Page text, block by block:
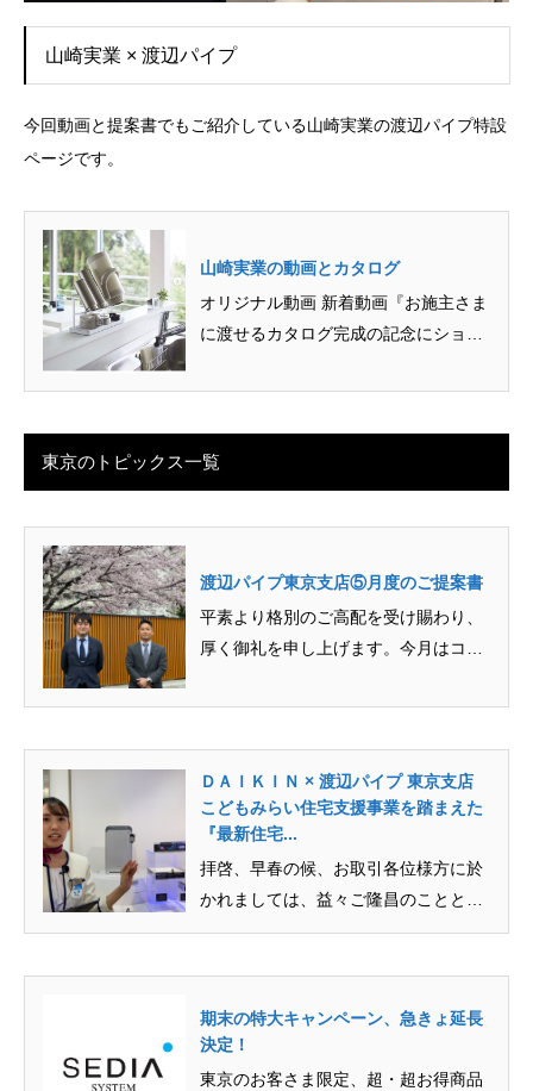
山崎実業 × 渡辺パイプ
今回動画と提案書でもご紹介している山崎実業の渡辺パイプ特設
ページです。
山崎実業の動画とカタログ
オリジナル動画 新着動画『お施主さま
に渡せるカタログ完成の記念にショー
東京のトピックス一覧
渡辺パイプ東京支店⑤月度のご提案書
平素より格別のご高配を受け賜わり、
厚く御礼を申し上げます。今月はコロ
ＤＡＩＫＩＮ × 渡辺パイプ 東京支店
こどもみらい住宅支援事業を踏まえた
『最新住宅...
拝啓、早春の候、お取引各位様方に於
かれましては、益々ご隆昌のこととお
慶び申し上げます。平素は格別のご...
期末の特大キャンペーン、急きょ延長
決定！
東京のお客さま限定、超・超お得商品